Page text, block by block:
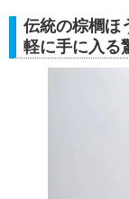
伝統の棕櫚ほ
軽に手に入る